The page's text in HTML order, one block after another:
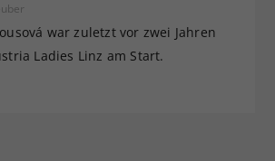
war zuletzt vor zwei Jahren
Ladies Linz am Start.